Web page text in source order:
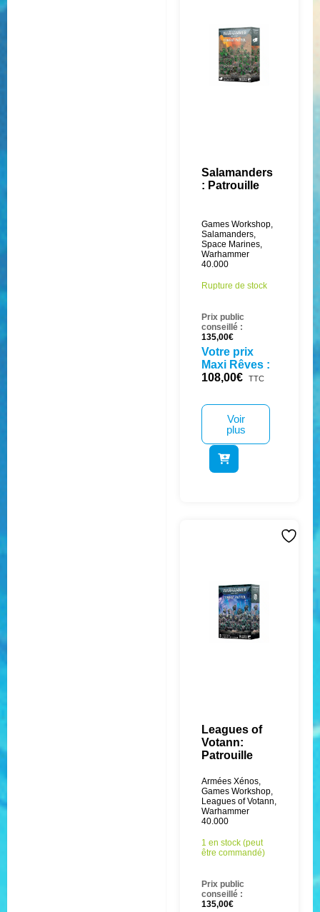
Salamanders
: Patrouille
Games Workshop,
Salamanders,
Space Marines,
Warhammer
40.000
Rupture de stock
Prix public
conseillé :
135,00€
Votre prix
Maxi Rêves :
108,00€ TTC
Voir
plus
Leagues of
Votann:
Patrouille
Armées Xénos,
Games Workshop,
Leagues of Votann,
Warhammer
40.000
1 en stock (peut
être commandé)
Prix public
conseillé :
135,00€